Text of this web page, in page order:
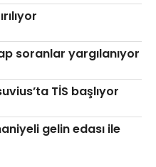
soranlar yargılanıyor
TİS başlıyor
gelin edası ile